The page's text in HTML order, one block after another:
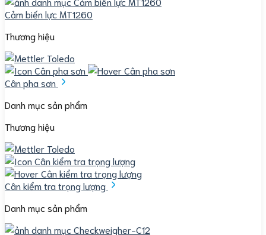
Cảm biến lực MT1260
Thương hiệu
Cân pha sơn
Danh mục sản phẩm
Thương hiệu
Cân kiểm tra trọng lượng
Danh mục sản phẩm